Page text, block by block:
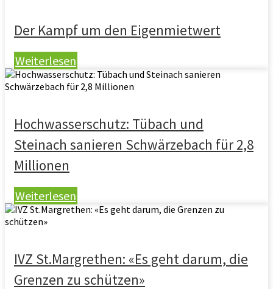
Der Kampf um den Eigenmietwert
Weiterlesen
Hochwasserschutz: Tübach und
Steinach sanieren Schwärzebach für 2,8
Millionen
Weiterlesen
IVZ St.Margrethen: «Es geht darum, die
Grenzen zu schützen»